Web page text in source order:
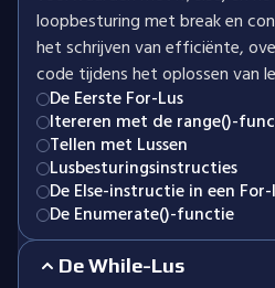
loopbesturing met break en
het schrijven van efficiënte,
code tijdens het oplossen van
De Eerste For-Lus
Itereren met de range()-
Tellen met Lussen
Lusbesturingsinstructies
De Else-instructie in een
De Enumerate()-functie
De While-Lus